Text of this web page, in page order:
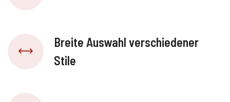
Breite Auswahl verschiedener
Stile